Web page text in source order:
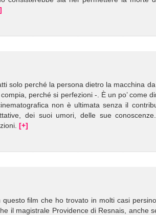
solo perché la persona dietro la macchina
perché si perfezioni -. È un po’ come
non è ultimata senza il
dei suoi umori, delle sue
[+]
film che ho trovato in molti casi
il magistrale Providence di Resnais, anche